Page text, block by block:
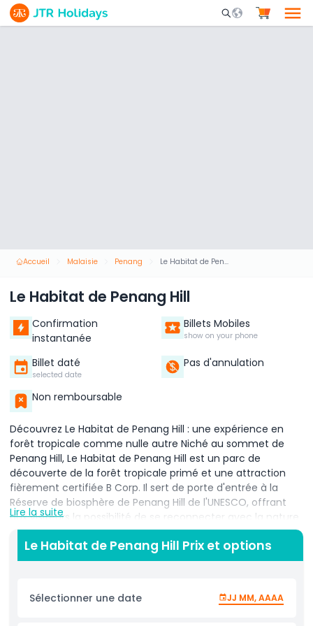
Mobile Search
Accueil Malaisie Penang Le Habitat de Penang Hill
Le Habitat de Penang Hill
Confirmation
instantanée
Billets Mobiles
show on your phone
Billet daté
selected date
Pas d'annulation
Non remboursable
Découvrez Le Habitat de Penang Hill : une expérience en
forêt tropicale comme nulle autre Niché au sommet de
Penang Hill, Le Habitat de Penang Hill est un parc de
découverte de la forêt tropicale primé et une attraction
fièrement certifiée B Corp. Il sert de porte d'entrée à la
Réserve de biosphère de Penang Hill de l'UNESCO, offrant
aux visiteurs la possibilité de se reconnecter avec la nature
dans l'un des environnements naturels les plus
époustouflants de Malaisie. Promenez-vous le long d'un
sentier naturel de 1.6 kilomètre entouré de forêt ancienne,
propres à l'écosystème de Penang. Des arbres tropicaux
géants aux langurs à feuilles dusky joueurs, chaque pas
Lire la suite
Le Habitat de Penang Hill Prix et options
Sélectionner une date JJ MM, AAAA